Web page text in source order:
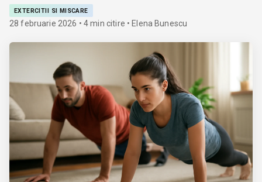
EXTERCITII SI MISCARE
28 februarie 2026 •4min citire • Elena Bunescu